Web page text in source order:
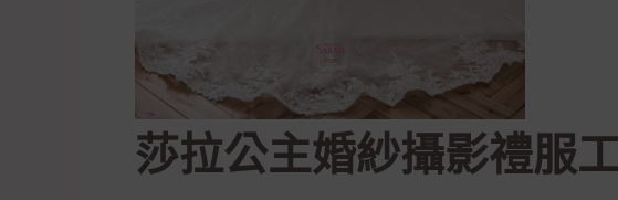
莎拉公主婚紗攝影禮服